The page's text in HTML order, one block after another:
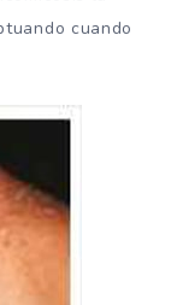
cuando